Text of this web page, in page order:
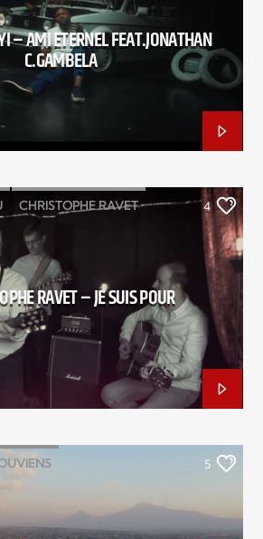
– AMI ETERNEL FEAT.JONATHAN
C.GAMBELA
CHRISTOPHE RAVET
JC BODIN
4
RAVET – JE SUIS POUR
5